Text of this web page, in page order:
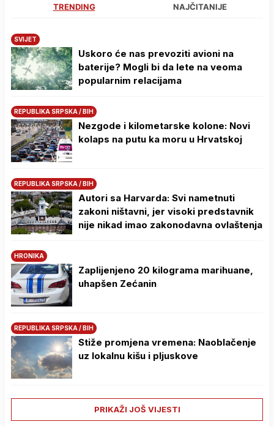
TRENDING NAJČITANIJE
SVIJET
Uskoro će nas prevoziti avioni na
baterije? Mogli bi da lete na veoma
popularnim relacijama
REPUBLIKA SRPSKA / BIH
Nezgode i kilometarske kolone: Novi
kolaps na putu ka moru u Hrvatskoj
REPUBLIKA SRPSKA / BIH
Autori sa Harvarda: Svi nametnuti
zakoni ništavni, jer visoki predstavnik
nije nikad imao zakonodavna ovlaštenja
HRONIKA
Zaplijenjeno 20 kilograma marihuane,
uhapšen Zećanin
REPUBLIKA SRPSKA / BIH
Stiže promjena vremena: Naoblačenje
uz lokalnu kišu i pljuskove
PRIKAŽI JOŠ VIJESTI